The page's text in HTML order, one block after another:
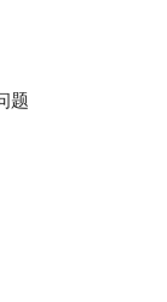
题